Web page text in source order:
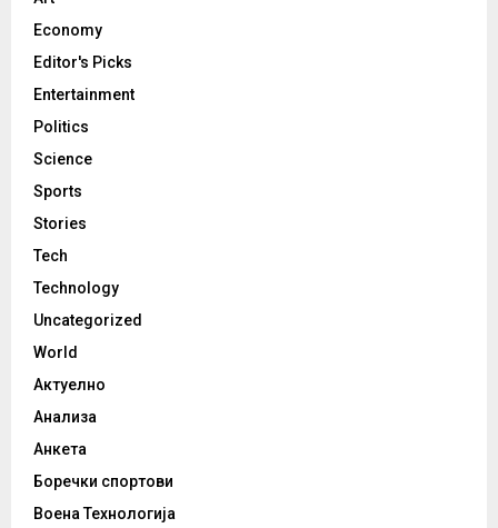
Economy
Editor's Picks
Entertainment
Politics
Science
Sports
Stories
Tech
Technology
Uncategorized
World
Актуелно
Анализа
Анкета
Боречки спортови
Воена Технологија